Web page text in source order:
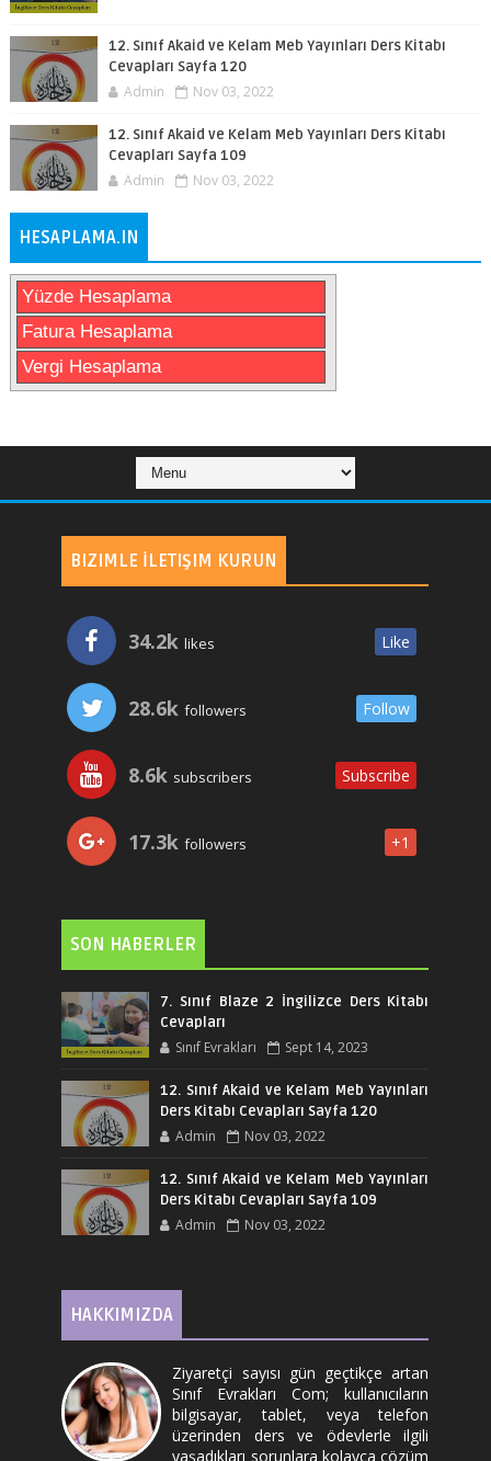
12. Sınıf Akaid ve Kelam Meb Yayınları Ders Kitabı
Cevapları Sayfa 120
Admin Nov 03, 2022
12. Sınıf Akaid ve Kelam Meb Yayınları Ders Kitabı
Cevapları Sayfa 109
Admin Nov 03, 2022
HESAPLAMA.IN
Yüzde Hesaplama
Fatura Hesaplama
Vergi Hesaplama
BIZIMLE İLETIŞIM KURUN
34.2k likes Like
28.6k followers Follow
8.6k subscribers Subscribe
17.3k followers +1
SON HABERLER
7. Sınıf Blaze 2 İngilizce Ders Kitabı
Cevapları
Sınıf Evrakları Sept 14, 2023
12. Sınıf Akaid ve Kelam Meb Yayınları
Ders Kitabı Cevapları Sayfa 120
Admin Nov 03, 2022
12. Sınıf Akaid ve Kelam Meb Yayınları
Ders Kitabı Cevapları Sayfa 109
Admin Nov 03, 2022
HAKKIMIZDA
Ziyaretçi sayısı gün geçtikçe artan
Sınıf Evrakları Com; kullanıcıların
bilgisayar, tablet, veya telefon
üzerinden ders ve ödevlerle ilgili
yaşadıkları sorunlara kolayca çözüm